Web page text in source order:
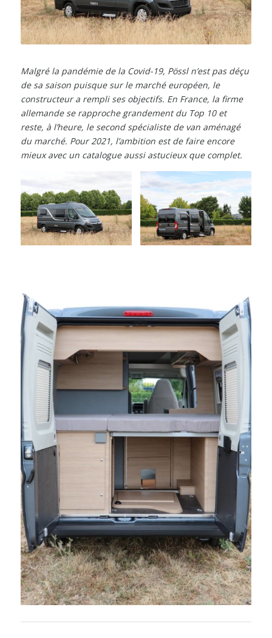
Malgré la pandémie de la Covid-19, Pössl n’est pas déçu
de sa saison puisque sur le marché européen, le
constructeur a rempli ses objectifs. En France, la firme
allemande se rapproche grandement du Top 10 et
reste, à l’heure, le second spécialiste de van aménagé
du marché. Pour 2021, l’ambition est de faire encore
mieux avec un catalogue aussi astucieux que complet.